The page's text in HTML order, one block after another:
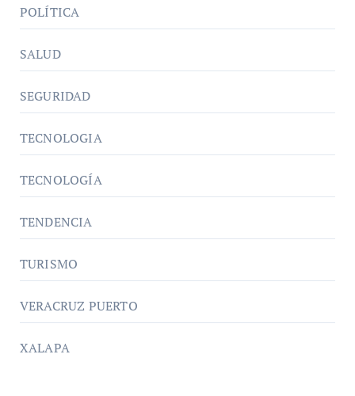
POLÍTICA
SALUD
SEGURIDAD
TECNOLOGIA
TECNOLOGÍA
TENDENCIA
TURISMO
VERACRUZ PUERTO
XALAPA